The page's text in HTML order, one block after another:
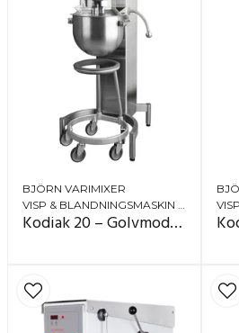
Mjuka smeter, krämer och
Kakor, muffins och
Köttfärs: ca 25 kg
Tyngre degar (bröd/pizza –
absorption): ca 16–22 kg
BJÖRN VARIMIXER
Kodiak 20 – Golvmodell